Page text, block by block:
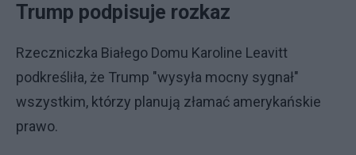
Trump podpisuje rozkaz
Rzeczniczka Białego Domu Karoline Leavitt
podkreśliła, że Trump "wysyła mocny sygnał"
wszystkim, którzy planują złamać amerykańskie
prawo.